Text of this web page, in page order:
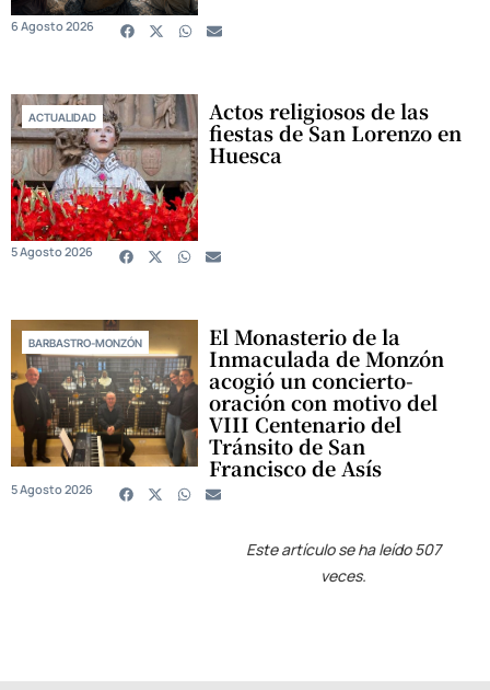
6 Agosto 2026
ACTUALIDAD Actos religiosos de las
fiestas de San Lorenzo en
Huesca
5 Agosto 2026
BARBASTRO-MONZÓN El Monasterio de la
Inmaculada de Monzón
acogió un concierto-
oración con motivo del
VIII Centenario del
Tránsito de San
Francisco de Asís
5 Agosto 2026
Este artículo se ha leído 507
veces.